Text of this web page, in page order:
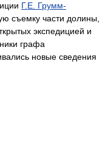
Г.Е. Грумм-
съемку части долины,
экспедицией и
графа
новые сведения